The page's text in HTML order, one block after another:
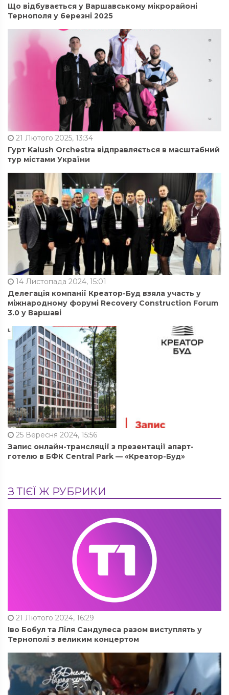
Що відбувається у Варшавському мікрорайоні
Тернополя у березні 2025
21 Лютого 2025, 13:34
Гурт Kalush Orchestra відправляється в масштабний
тур містами України
14 Листопада 2024, 15:01
Делегація компанії Креатор-Буд взяла участь у
міжнародному форумі Recovery Construction Forum
3.0 у Варшаві
25 Вересня 2024, 15:56
Запис онлайн-трансляції з презентації апарт-
готелю в БФК Central Park — «Креатор-Буд»
З ТІЄЇ Ж РУБРИКИ
21 Лютого 2024, 16:29
Іво Бобул та Ліля Сандулеса разом виступлять у
Тернополі з великим концертом